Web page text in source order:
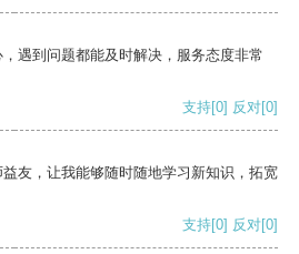
遇到问题都能及时解决，服务态度非常
支持[0] 反对[0]
友，让我能够随时随地学习新知识，拓宽
支持[0] 反对[0]